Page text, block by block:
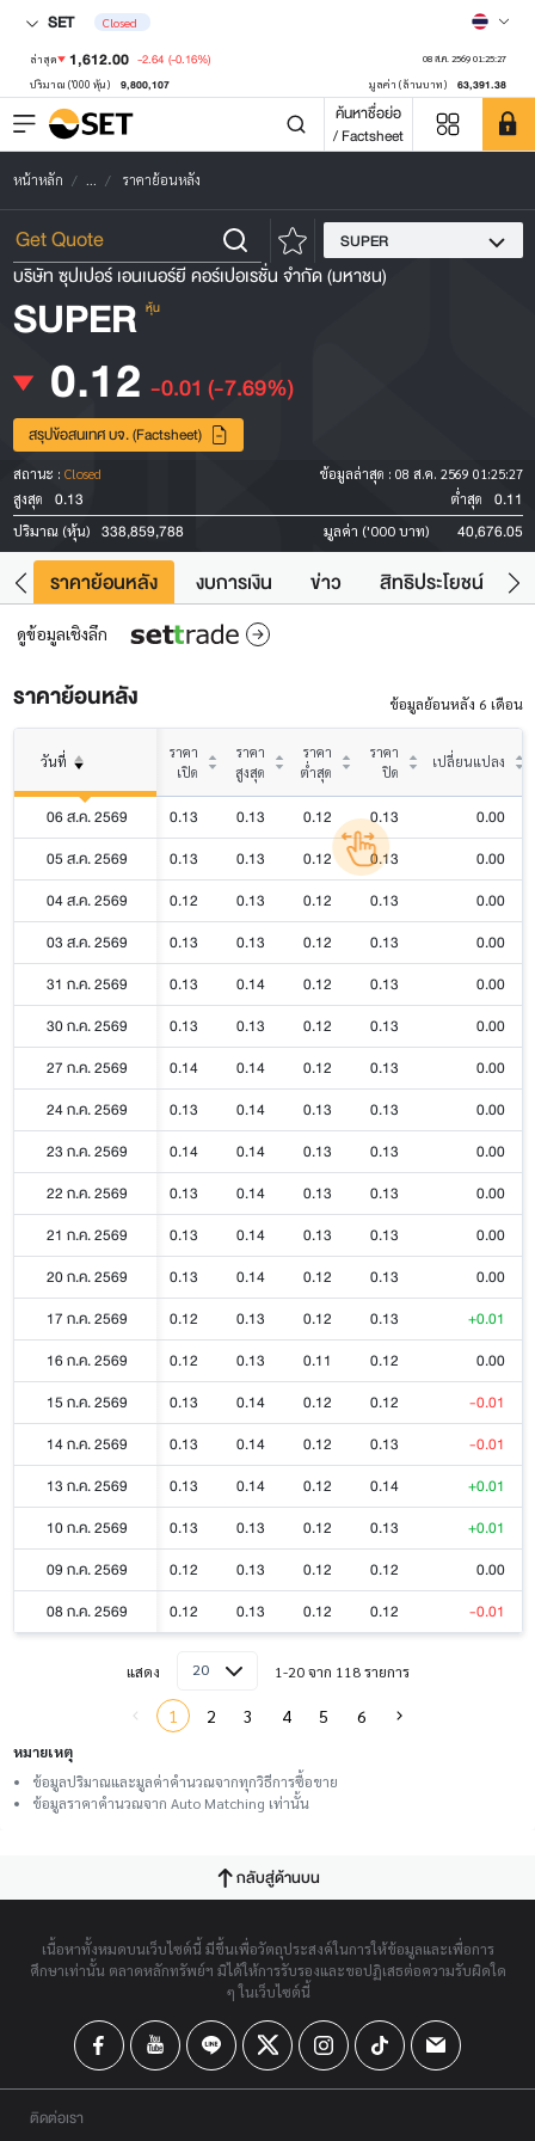
SET Closed
ล่าสุด 1,612.00 -2.64 (-0.16%) 08 ส.ค. 2569 01:25:27
ปริมาณ ('000 หุ้น) 9,800,107 มูลค่า (ล้านบาท) 63,391.38
ค้นหาชื่อย่อ
/ Factsheet
หน้าหลัก ... ราคาย้อนหลัง
SUPER
บริษัท ซุปเปอร์ เอนเนอร์ยี คอร์เปอเรชั่น จำกัด (มหาชน)
SUPER หุ้น
0.12 -0.01 (-7.69%)
สรุปข้อสนเทศ บจ. (Factsheet)
สถานะ : Closed ข้อมูลล่าสุด : 08 ส.ค. 2569 01:25:27
สูงสุด
0.13 ต่ำสุด 0.11
ปริมาณ (หุ้น) 338,859,788 มูลค่า ('000 บาท) 40,676.05
ราคาย้อนหลัง งบการเงิน ข่าว สิทธิประโยชน์
ดูข้อมูลเชิงลึก
ราคาย้อนหลัง ข้อมูลย้อนหลัง 6 เดือน
วันที่
ราคา
เปิด
ราคา
สูงสุด
ราคา
ต่ำสุด
ราคา
ปิด
เปลี่ยนแปลง
06 ส.ค. 2569 0.13 0.13 0.12 0.13
0.00
05 ส.ค. 2569
0.13 0.13 0.12 0.13
0.00
04 ส.ค. 2569
0.12 0.13 0.12 0.13
0.00
03 ส.ค. 2569
0.13 0.13 0.12 0.13
0.00
31 ก.ค. 2569
0.13 0.14 0.12 0.13
0.00
30 ก.ค. 2569
0.13 0.13 0.12 0.13
0.00
27 ก.ค. 2569
0.14 0.14 0.12 0.13
0.00
24 ก.ค. 2569
0.13 0.14 0.13 0.13
0.00
23 ก.ค. 2569
0.14 0.14 0.13 0.13
0.00
22 ก.ค. 2569
0.13 0.14 0.13 0.13
0.00
21 ก.ค. 2569
0.13 0.14 0.13 0.13
0.00
20 ก.ค. 2569
0.13 0.14 0.12 0.13
0.00
17 ก.ค. 2569
0.12 0.13 0.12 0.13
+0.01
16 ก.ค. 2569
0.12 0.13 0.11 0.12
0.00
15 ก.ค. 2569
0.13 0.14 0.12 0.12
-0.01
14 ก.ค. 2569
0.13 0.14 0.12 0.13
-0.01
13 ก.ค. 2569
0.13 0.14 0.12 0.14
+0.01
10 ก.ค. 2569
0.13 0.13 0.12 0.13
+0.01
09 ก.ค. 2569
0.12 0.13 0.12 0.12
0.00
08 ก.ค. 2569
0.12 0.13 0.12 0.12 -0.01
แสดง 20 1-20 จาก 118 รายการ
1 2 3 4 5 6
หมายเหตุ
ข้อมูลปริมาณและมูลค่าคำนวณจากทุกวิธีการซื้อขาย
ข้อมูลราคาคำนวณจาก Auto Matching เท่านั้น
กลับสู่ด้านบน
เนื้อหาทั้งหมดบนเว็บไซต์นี้ มีขึ้นเพื่อวัตถุประสงค์ในการให้ข้อมูลและเพื่อการ
ศึกษาเท่านั้น ตลาดหลักทรัพย์ฯ มิได้ให้การรับรองและขอปฏิเสธต่อความรับผิดใด
ๆ ในเว็บไซต์นี้
ติดต่อเรา